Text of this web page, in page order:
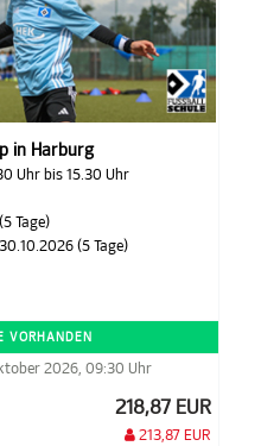
in Harburg
Uhr bis 15.30 Uhr
Tage)
(5 Tage)
VORHANDEN
2026, 09:30 Uhr
218,87 EUR
213,87 EUR